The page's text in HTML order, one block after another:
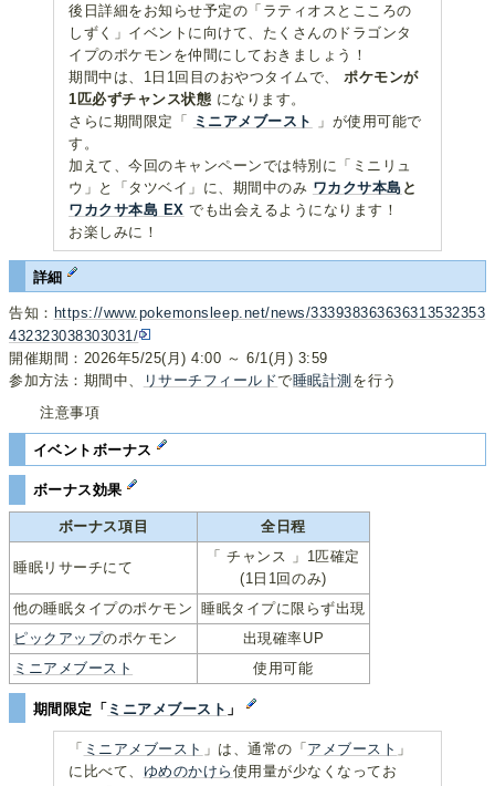
後日詳細をお知らせ予定の「ラティオスとこころの
しずく」イベントに向けて、たくさんのドラゴンタ
イプのポケモンを仲間にしておきましょう！
期間中は、1日1回目のおやつタイムで、 ポケモンが
1匹必ずチャンス状態 になります。
さらに期間限定「 ミニアメブースト
」が使用可能で
す。
加えて、今回のキャンペーンでは特別に「ミニリュ
ウ」と「タツベイ」に、期間中のみ ワカクサ本島 と
ワカクサ本島 EX でも出会えるようになります！
お楽しみに！
詳細
告知： https://www.pokemonsleep.net/news/333938363636313532353
432323038303031/
開催期間：2026年5/25(月) 4:00 ～ 6/1(月) 3:59
参加方法：期間中、
リサーチフィールドで睡眠計測 を行う
注意事項
イベントボーナス
ボーナス効果
ボーナス項目 全日程
睡眠リサーチにて
「 チャンス 」1匹確定
(1日1回のみ)
他の睡眠タイプのポケモン
睡眠タイプに限らず出現
ピックアップのポケモン
出現確率UP
ミニアメブースト
使用可能
期間限定「 ミニアメブースト 」
「 ミニアメブースト 」は、通常の「 アメブースト 」
に比べて、 ゆめのかけら 使用量が少なくなってお